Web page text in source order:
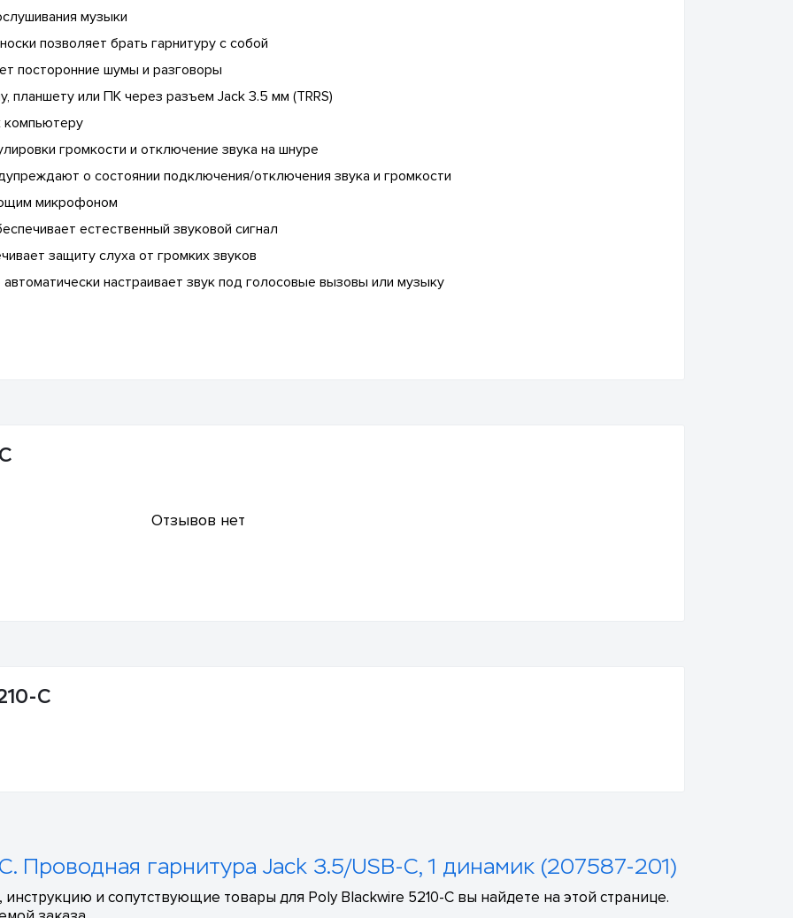
музыки
позволяет брать гарнитуру с собой
посторонние шумы и разговоры
планшету или ПК через разъем Jack 3.5 мм (TRRS)
компьютеру
громкости и отключение звука на шнуре
о состоянии подключения/отключения звука и громкости
микрофоном
естественный звуковой сигнал
защиту слуха от громких звуков
настраивает звук под голосовые вызовы или музыку
Отзывов нет
C
Проводная гарнитура Jack 3.5/USB-С, 1 динамик (207587-201)
и сопутствующие товары для Poly Blackwire 5210-C вы найдете на этой странице.